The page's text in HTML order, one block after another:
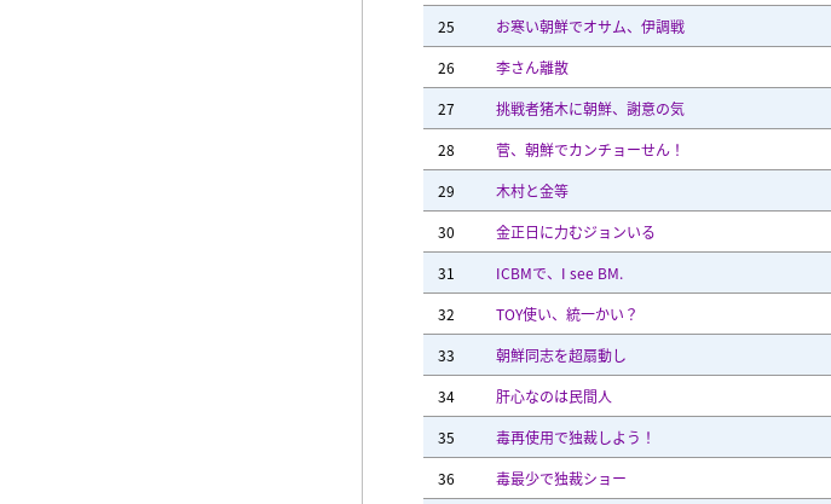
25
お寒い朝鮮でオサム、伊調戦
26
李さん離散
27
挑戦者猪木に朝鮮、謝意の気
28
菅、朝鮮でカンチョーせん！
29
木村と金等
30
金正日に力むジョンいる
31
ICBMで、I see BM.
32
TOY使い、統一かい？
33
朝鮮同志を超扇動し
34
肝心なのは民間人
35
毒再使用で独裁しよう！
36
毒最少で独裁ショー